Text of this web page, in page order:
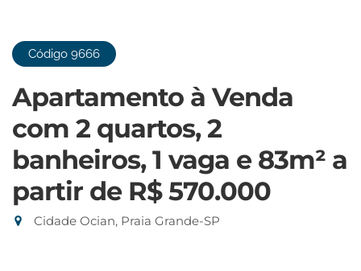
Código 9666
Apartamento à Venda
com 2 quartos, 2
banheiros, 1 vaga e 83m² a
partir de R$ 570.000
Cidade Ocian, Praia Grande-SP